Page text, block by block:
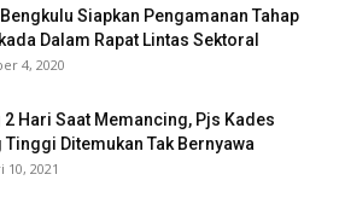
Siapkan Pengamanan Tahap
Dalam Rapat Lintas Sektoral
4, 2020
2 Hari Saat Memancing, Pjs Kades
Tinggi Ditemukan Tak Bernyawa
10, 2021